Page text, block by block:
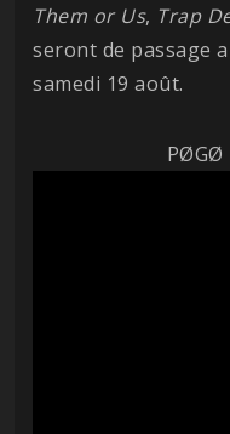
Them or Us, Trap
seront de passage
samedi 19 août.
PØGØ